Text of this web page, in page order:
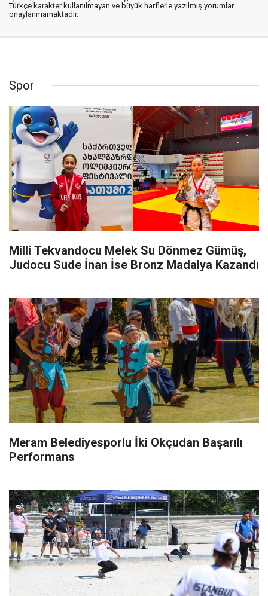
Türkçe karakter kullanılmayan ve büyük harflerle yazılmış yorumlar
onaylanmamaktadır.
Spor
Milli Tekvandocu Melek Su Dönmez Gümüş,
Judocu Sude İnan İse Bronz Madalya Kazandı
Meram Belediyesporlu İki Okçudan Başarılı
Performans